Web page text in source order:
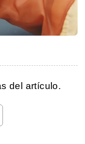
del artículo.